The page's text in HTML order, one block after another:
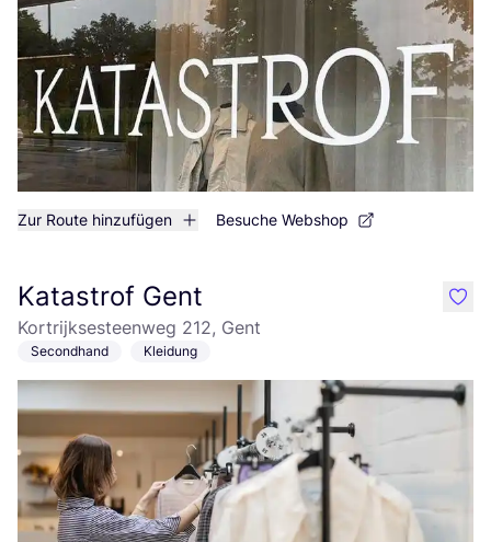
Zur Route hinzufügen Besuche Webshop
Katastrof Gent
Kortrijksesteenweg 212, Gent
Secondhand Kleidung
like